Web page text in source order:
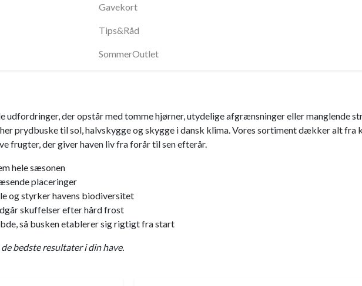
Gavekort
Tips&Råd
SommerOutlet
udfordringer, der opstår med tomme hjørner, utydelige afgrænsninger eller manglende
prydbuske til sol, halvskygge og skygge i dansk klima. Vores sortiment dækker alt
frugter, der giver haven liv fra forår til sen efterår.
hele sæsonen
placeringer
og styrker havens biodiversitet
skuffelser efter hård frost
så busken etablerer sig rigtigt fra start
bedste resultater i din have.